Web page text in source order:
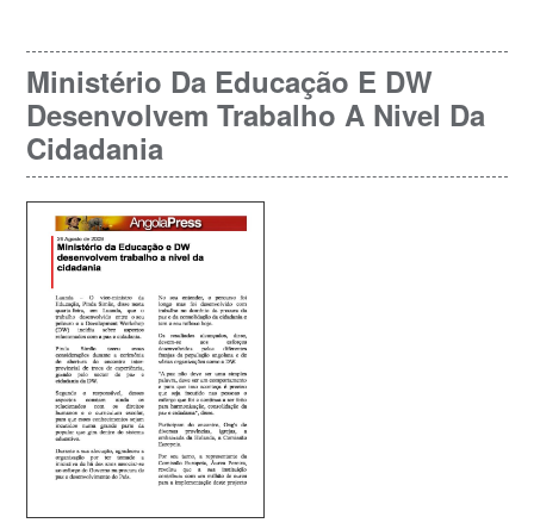
Ministério Da Educação E DW
Desenvolvem Trabalho A Nivel Da
Cidadania